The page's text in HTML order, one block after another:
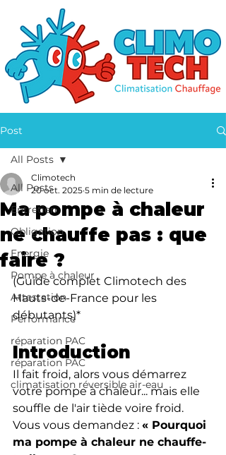
Post
All Posts
Entretien
Obligation
Energie
Pompe à chaleur
Attestation
Performance
réparation PAC
réparation PAC
climatisation réversible air-eau
All Posts
Ma pompe à chaleur
ne chauffe pas : que
faire ?
Climotech
20 oct. 2025 5 min de lecture
(Guide complet Climotech des
Hauts-de-France pour les
débutants)*
Introduction
Il fait froid, alors vous démarrez
votre pompe à chaleur... mais elle
souffle de l'air tiède voire froid.
Vous vous demandez : « Pourquoi
ma pompe à chaleur ne chauffe-